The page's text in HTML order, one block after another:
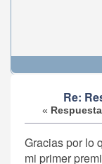
Re:
«
Gracias por lo
mi primer